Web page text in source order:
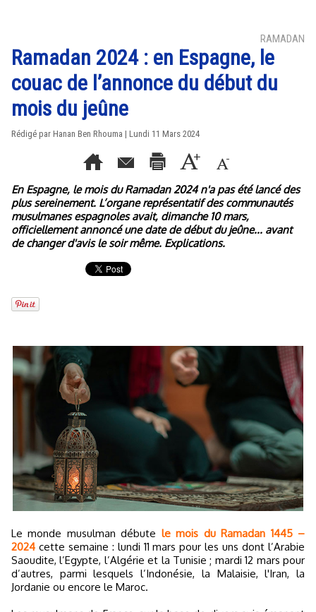
RAMADAN
Ramadan 2024 : en Espagne, le
couac de l’annonce du début du
mois du jeûne
Rédigé par Hanan Ben Rhouma | Lundi 11 Mars 2024
En Espagne, le mois du Ramadan 2024 n'a pas été lancé des
plus sereinement. L’organe représentatif des communautés
musulmanes espagnoles avait, dimanche 10 mars,
officiellement annoncé une date de début du jeûne... avant
de changer d'avis le soir même. Explications.
Le monde musulman débute le mois du Ramadan 1445 –
2024 cette semaine : lundi 11 mars pour les uns dont l’Arabie
Saoudite, l’Egypte, l’Algérie et la Tunisie ; mardi 12 mars pour
d’autres, parmi lesquels l’Indonésie, la Malaisie, l'Iran, la
Jordanie ou encore le Maroc.